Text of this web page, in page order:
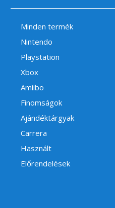
Minden termék
Nintendo
Playstation
Xbox
Amiibo
Finomságok
Ajándéktárgyak
Carrera
Használt
Előrendelések